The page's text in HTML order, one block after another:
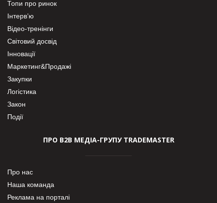
Топи про ринок
Інтерв’ю
Відео-тренінги
Світовий досвід
Інновації
Маркетинг&Продажі
Закупки
Логістика
Закон
Події
ПРО В2В МЕДІА-ГРУПУ TRADEMASTER
Про нас
Наша команда
Реклама на порталі